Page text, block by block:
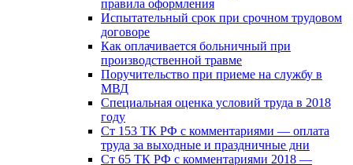
правила оформления
Испытательный срок при срочном трудовом
договоре
Как оплачивается больничный при
производственной травме
Поручительство при приеме на службу в
МВД
Специальная оценка условий труда в 2018
году
Ст 153 ТК РФ с комментариями — оплата
труда за выходные и праздничные дни
Ст 65 ТК РФ с комментариями 2018 —